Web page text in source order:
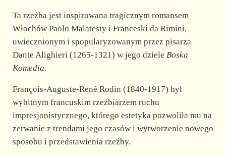
Ta rzeźba jest inspirowana tragicznym romansem
Włochów Paolo Malatesty i Franceski da Rimini,
uwiecznionym i spopularyzowanym przez pisarza
Dante Alighieri (1265-1321) w jego dziele Boska
Komedia.
François-Auguste-René Rodin (1840-1917) był
wybitnym francuskim rzeźbiarzem ruchu
impresjonistycznego, którego estetyka pozwoliła mu na
zerwanie z trendami jego czasów i wytworzenie nowego
sposobu i przedstawienia rzeźby.